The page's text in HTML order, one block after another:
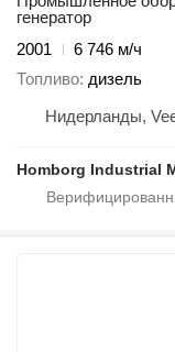
генератор
2001
6 746 м/ч
Топливо дизель
Нидерланды,
Homborg Industrial